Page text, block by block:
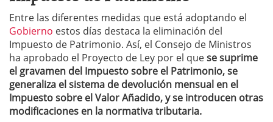
Entre las diferentes medidas que está adoptando el
Gobierno estos días destaca la eliminación del
Impuesto de Patrimonio. Así, el Consejo de Ministros
ha aprobado el Proyecto de Ley por el quese suprime
el gravamen del Impuesto sobre el Patrimonio, se
generaliza el sistema de devolución mensual en el
Impuesto sobre el Valor Añadido, y se introducen otras
modificaciones en la normativa tributaria.